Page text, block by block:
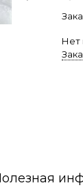
Нет